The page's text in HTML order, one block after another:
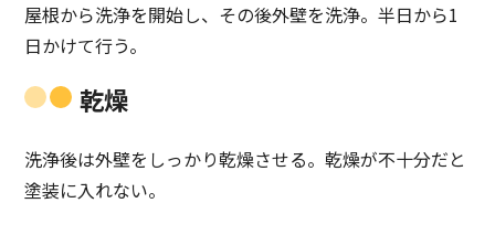
屋根から洗浄を開始し、その後外壁を洗浄。半日から1
日かけて行う。
乾燥
洗浄後は外壁をしっかり乾燥させる。乾燥が不十分だと
塗装に入れない。